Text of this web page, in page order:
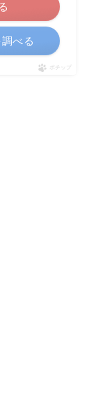
べる
ポチップ